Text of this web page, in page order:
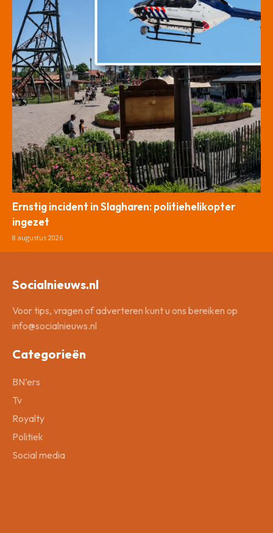
Ernstig incident in Slagharen: politiehelikopter
ingezet
8 augustus 2026
Socialnieuws.nl
Voor tips, vragen of adverteren kunt u ons bereiken op
info@socialnieuws.nl
Categorieën
BN’ers
Tv
Royalty
Politiek
Social media